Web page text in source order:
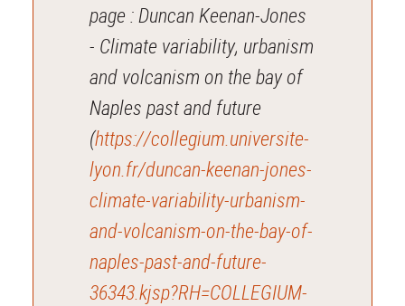
page : Duncan Keenan-Jones
- Climate variability, urbanism
and volcanism on the bay of
Naples past and future
(https://collegium.universite-
lyon.fr/duncan-keenan-jones-
climate-variability-urbanism-
and-volcanism-on-the-bay-of-
naples-past-and-future-
36343.kjsp?RH=COLLEGIUM-